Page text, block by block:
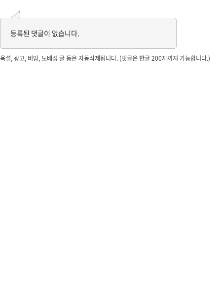
등록된 댓글이 없습니다.
욕설, 광고, 비방, 도배성 글 등은 자동삭제됩니다. (댓글은 한글 200자까지 가능합니다.)